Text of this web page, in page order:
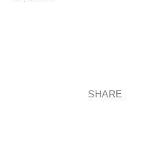
SHARE